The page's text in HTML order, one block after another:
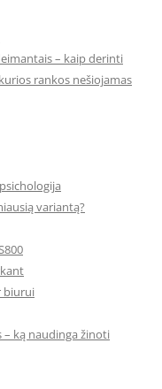
– kaip derinti
rankos nešiojamas
variantą?
biurui
ką naudinga žinoti